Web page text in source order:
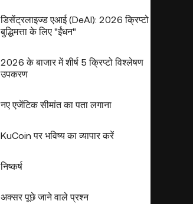
डिसेंट्रलाइज्ड एआई (DeAI): 2026 क्रिप्टो
बुद्धिमत्ता के लिए "ईंधन"
2026 के बाजार में शीर्ष 5 क्रिप्टो विश्लेषण
उपकरण
नए एजेंटिक सीमांत का पता लगाना
KuCoin पर भविष्य का व्यापार करें
निष्कर्ष
अक्सर पूछे जाने वाले प्रश्न